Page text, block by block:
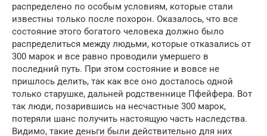
распределено по особым условиям, которые стали
известны только после похорон. Оказалось, что все
состояние этого богатого человека должно было
распределиться между людьми, которые отказались от
300 марок и все равно проводили умершего в
последний путь. При этом состояние и вовсе не
пришлось делить, так как все оно досталось одной
только старушке, дальней родственнице Пфейфера. Вот
так люди, позарившись на несчастные 300 марок,
потеряли шанс получить настоящую часть наследства.
Видимо, такие деньги были действительно для них